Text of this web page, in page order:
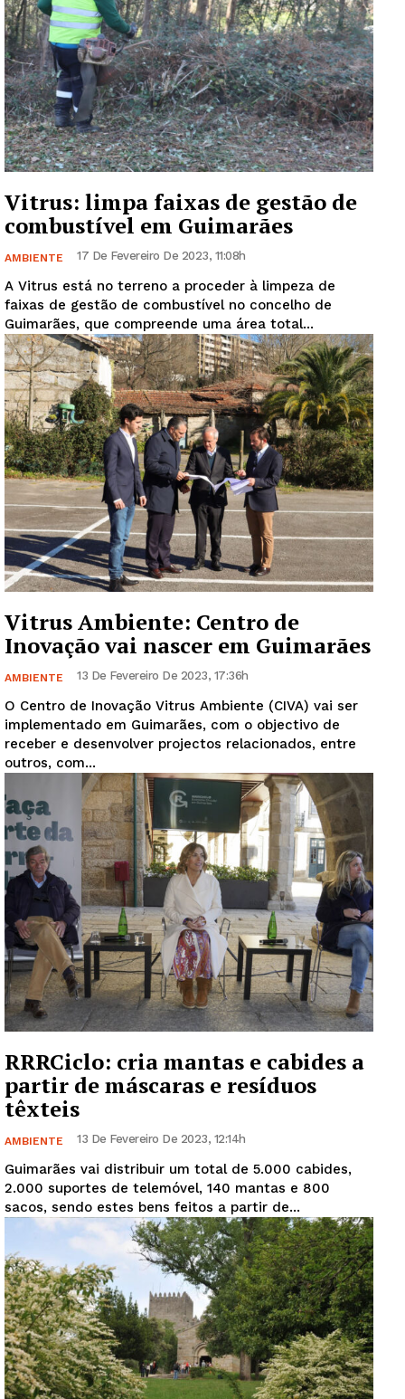
Vitrus: limpa faixas de gestão de
combustível em Guimarães
AMBIENTE 17 De Fevereiro De 2023, 11:08h
A Vitrus está no terreno a proceder à limpeza de
faixas de gestão de combustível no concelho de
Guimarães, que compreende uma área total...
Vitrus Ambiente: Centro de
Inovação vai nascer em Guimarães
AMBIENTE 13 De Fevereiro De 2023, 17:36h
O Centro de Inovação Vitrus Ambiente (CIVA) vai ser
implementado em Guimarães, com o objectivo de
receber e desenvolver projectos relacionados, entre
outros, com...
RRRCiclo: cria mantas e cabides a
partir de máscaras e resíduos
têxteis
AMBIENTE 13 De Fevereiro De 2023, 12:14h
Guimarães vai distribuir um total de 5.000 cabides,
2.000 suportes de telemóvel, 140 mantas e 800
sacos, sendo estes bens feitos a partir de...